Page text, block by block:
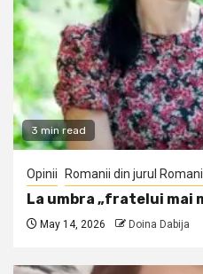
3 min read
Opinii Romanii din jurul
La umbra „fratelui mai
May 14, 2026 Doina Dabija